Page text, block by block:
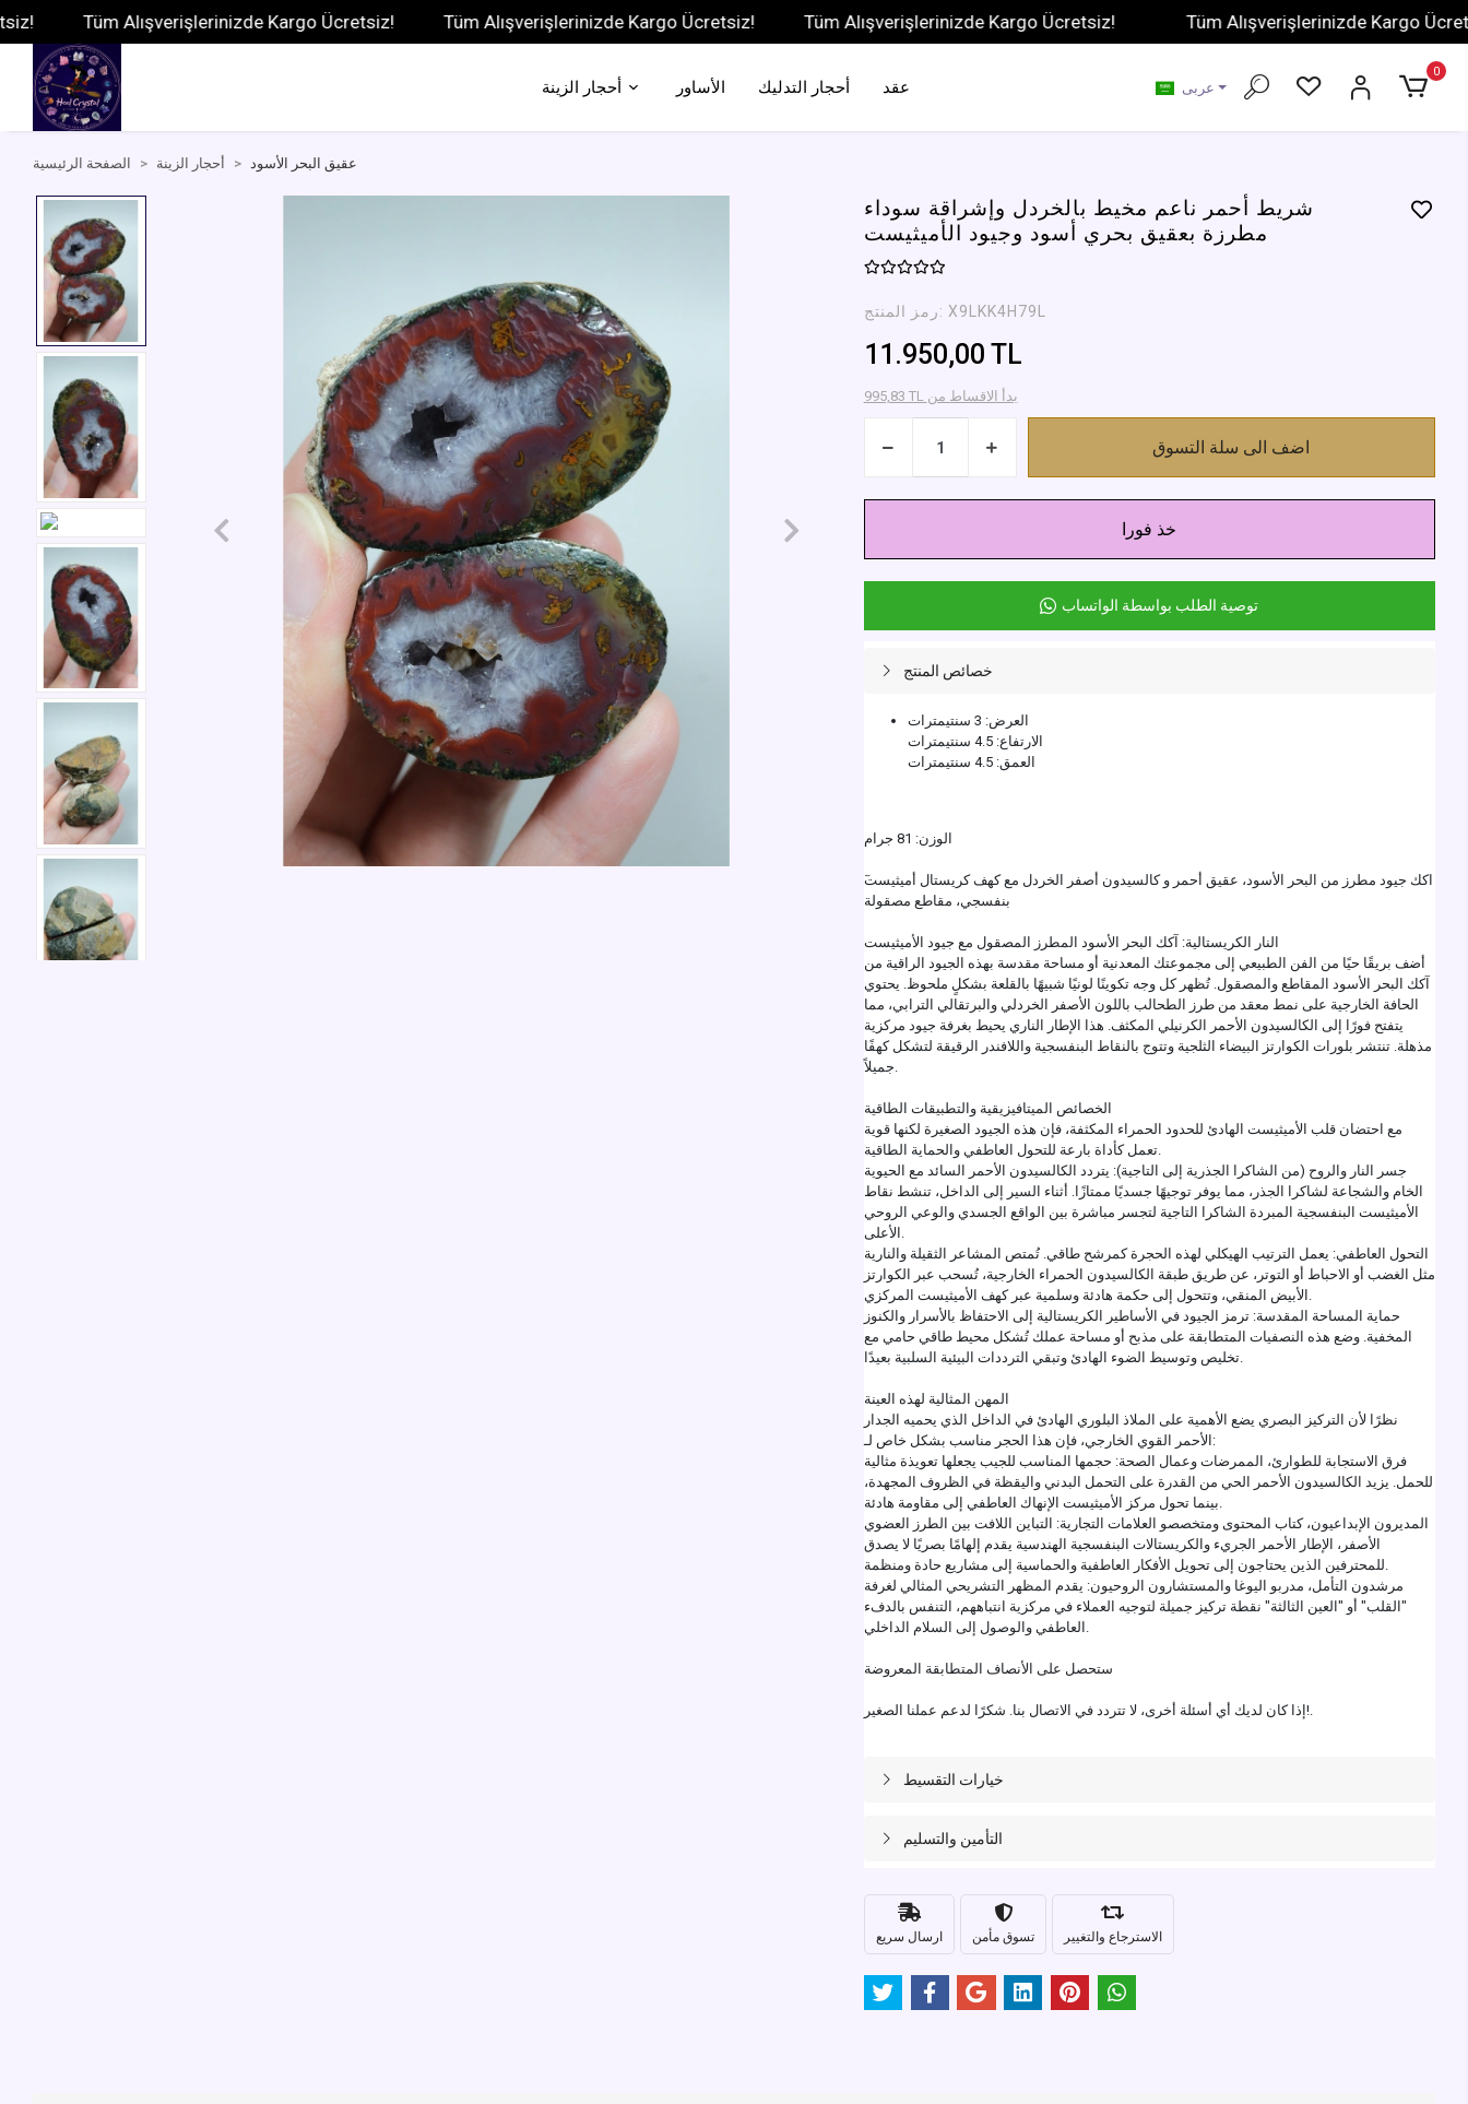
Tüm Alışverişlerinizde Kargo Ücretsiz! Tüm Alışverişlerinizde Kargo Ücretsiz! Tüm Alışverişlerinizde Kargo Ücretsiz! Tüm Alışverişlerinizde Kargo Ücretsiz!
أحجار الزينة الأساور أحجار التدليك عقد عربى
0
الصفحة الرئيسية أحجار الزينة عقيق البحر الأسود
شريط أحمر ناعم مخيط بالخردل وإشراقة سوداء
مطرزة بعقيق بحري أسود وجيود الأميثيست
رمز المنتج: X9LKK4H79L
11.950,00 TL
995,83 TL بدأ الاقساط من
اضف الى سلة التسوق
خذ فورا
توصية الطلب بواسطة الواتساب
خصائص المنتج
العرض: 3 سنتيمترات
الارتفاع: 4.5 سنتيمترات
العمق: 4.5 سنتيمترات
الوزن: 81 جرام
بنفسجي، مقاطع مصقولة
النار الكريستالية: آكك البحر الأسود المطرز المصقول مع جيود الأميثيست
أضف بريقًا حيًا من الفن الطبيعي إلى مجموعتك المعدنية أو مساحة مقدسة بهذه الجيود الراقية من
آكك البحر الأسود المقاطع والمصقول. تُظهر كل وجه تكوينًا لونيًا شبيهًا بالقلعة بشكلٍ ملحوظ. يحتوي
الحافة الخارجية على نمط معقد من طرز الطحالب باللون الأصفر الخردلي والبرتقالي الترابي، مما
يتفتح فورًا إلى الكالسيدون الأحمر الكرنيلي المكثف. هذا الإطار الناري يحيط بغرفة جيود مركزية
مذهلة. تنتشر بلورات الكوارتز البيضاء الثلجية وتتوج بالنقاط البنفسجية واللافندر الرقيقة لتشكل كهفًا
جميلاً.
الخصائص الميتافيزيقية والتطبيقات الطاقية
مع احتضان قلب الأميثيست الهادئ للحدود الحمراء المكثفة، فإن هذه الجيود الصغيرة لكنها قوية
تعمل كأداة بارعة للتحول العاطفي والحماية الطاقية.
جسر النار والروح (من الشاكرا الجذرية إلى التاجية): يتردد الكالسيدون الأحمر السائد مع الحيوية
الخام والشجاعة لشاكرا الجذر، مما يوفر توجيهًا جسديًا ممتازًا. أثناء السير إلى الداخل، تنشط نقاط
الأميثيست البنفسجية المبردة الشاكرا التاجية لتجسر مباشرة بين الواقع الجسدي والوعي الروحي
الأعلى.
التحول العاطفي: يعمل الترتيب الهيكلي لهذه الحجرة كمرشح طاقي. تُمتص المشاعر الثقيلة والنارية
مثل الغضب أو الاحباط أو التوتر، عن طريق طبقة الكالسيدون الحمراء الخارجية، تُسحب عبر الكوارتز
الأبيض المنقي، وتتحول إلى حكمة هادئة وسلمية عبر كهف الأميثيست المركزي.
حماية المساحة المقدسة: ترمز الجيود في الأساطير الكريستالية إلى الاحتفاظ بالأسرار والكنوز
المخفية. وضع هذه النصفيات المتطابقة على مذبح أو مساحة عملك تُشكل محيط طاقي حامي مع
تخليص وتوسيط الضوء الهادئ وتبقي الترددات البيئية السلبية بعيدًا.
المهن المثالية لهذه العينة
نظرًا لأن التركيز البصري يضع الأهمية على الملاذ البلوري الهادئ في الداخل الذي يحميه الجدار
الأحمر القوي الخارجي، فإن هذا الحجر مناسب بشكل خاص لـ:
فرق الاستجابة للطوارئ، الممرضات وعمال الصحة: حجمها المناسب للجيب يجعلها تعويذة مثالية
للحمل. يزيد الكالسيدون الأحمر الحي من القدرة على التحمل البدني واليقظة في الظروف المجهدة،
بينما تحول مركز الأميثيست الإنهاك العاطفي إلى مقاومة هادئة.
المديرون الإبداعيون، كتاب المحتوى ومتخصصو العلامات التجارية: التباين اللافت بين الطرز العضوي
الأصفر، الإطار الأحمر الجريء والكريستالات البنفسجية الهندسية يقدم إلهامًا بصريًا لا يصدق
للمحترفين الذين يحتاجون إلى تحويل الأفكار العاطفية والحماسية إلى مشاريع حادة ومنظمة.
مرشدون التأمل، مدربو اليوغا والمستشارون الروحيون: يقدم المظهر التشريحي المثالي لغرفة
"القلب" أو "العين الثالثة" نقطة تركيز جميلة لتوجيه العملاء في مركزية انتباههم، التنفس بالدفء
العاطفي والوصول إلى السلام الداخلي.
ستحصل على الأنصاف المتطابقة المعروضة
إذا كان لديك أي أسئلة أخرى، لا تتردد في الاتصال بنا. شكرًا لدعم عملنا الصغير!.
خيارات التقسيط
التأمين والتسليم
ارسال سريع تسوق مأمن الاسترجاع والتغيير